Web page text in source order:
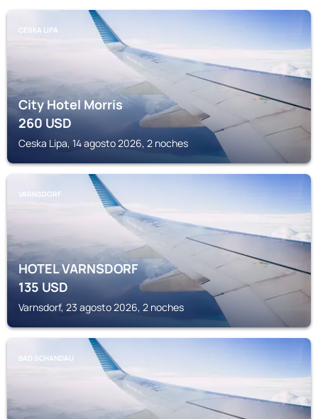
CESKA LIPA
City Hotel Morris
260USD
Ceska Lipa, 14 agosto 2026, 2 noches
VARNSDORF
HOTEL VARNSDORF
135USD
Varnsdorf, 23 agosto 2026, 2 noches
BAD SCHANDAU